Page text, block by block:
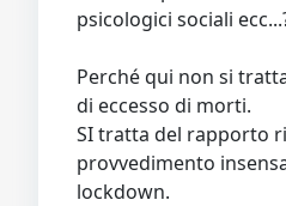
psicologici sociali
Perché qui non si
di eccesso di morti.
SI tratta del rapporto
provvedimento
lockdown.